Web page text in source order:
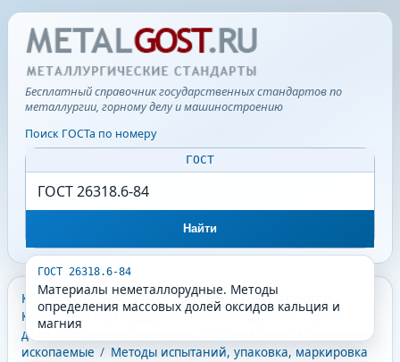
Бесплатный справочник государственных стандартов по
металлургии, горному делу и машиностроению
Поиск ГОСТа по номеру
ГОСТ
Найти
ГОСТ 26318.6-84
Материалы неметаллорудные. Методы
определения массовых долей оксидов кальция и
магния
КГС - Классификатор государственных стандартов
Классификатор государственных стандартов / Горное
дело. Полезные ископаемые
ископаемые / Методы испытаний, упаковка, маркировка